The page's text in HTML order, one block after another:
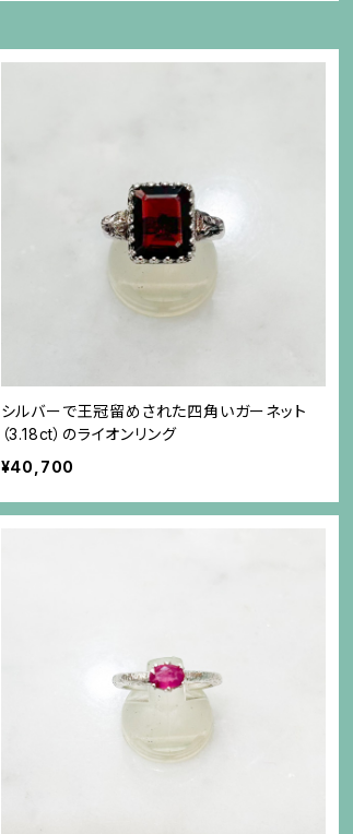
シルバーで王冠留めされた四角いガーネット
（3.18ct）のライオンリング
¥40,700